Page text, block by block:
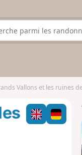
Vallons et les ruines